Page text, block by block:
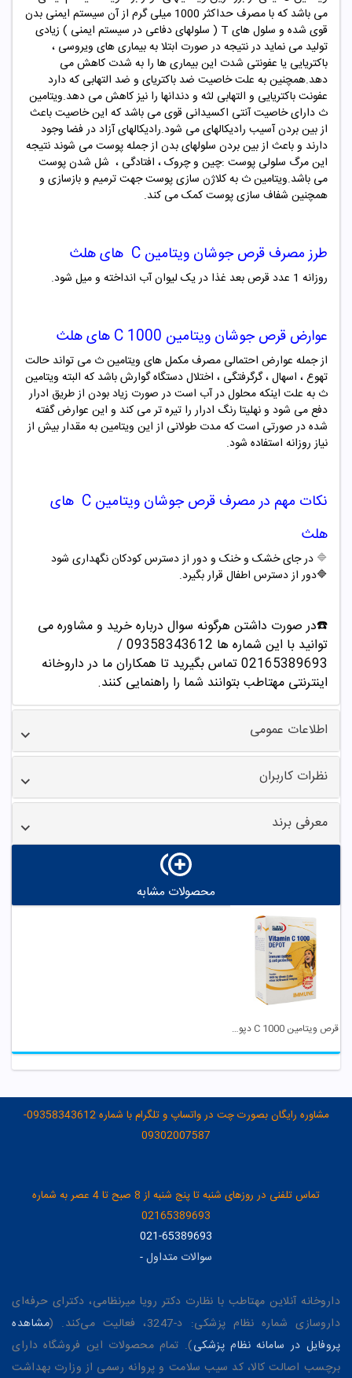
می باشد که با مصرف حداکثر 1000 میلی گرم از آن سیستم ایمنی بدن
قوی شده و سلول های T ( سلولهای دفاعی در سیستم ایمنی ) زیادی
تولید می نماید در نتیجه در صورت ابتلا به بیماری های ویروسی ،
باکتریایی یا عفونتی شدت این بیماری ها را به شدت کاهش می
دهد.همچنین به علت خاصیت ضد باکتریای و ضد التهابی که دارد
عفونت باکتریایی و التهابی لثه و دندانها را نیز کاهش می دهد.ویتامین
ث دارای خاصیت آنتی اکسیدانی قوی می باشد که این خاصیت باعث
از بین بردن آسیب رادیکالهای می شود.رادیکالهای آزاد در فضا وجود
دارند و باعث از بین بردن سلولهای بدن از جمله پوست می شوند نتیجه
این مرگ سلولی پوست :چین و چروک ، افتادگی ، شل شدن پوست
می باشد.ویتامین ث به کلاژن سازی پوست جهت ترمیم و بازسازی و
همچنین شفاف سازی پوست کمک می کند.
طرز مصرف قرص جوشان ویتامین C های هلث
روزانه 1 عدد قرص بعد غذا در یک لیوان آب انداخته و میل شود.
عوارض قرص جوشان ویتامین C 1000 های هلث
از جمله عوارض احتمالی مصرف مکمل های ویتامین ث می تواند حالت
تهوع ، اسهال ، گرگرفتگی ، اختلال دستگاه گوارش باشد که البته ویتامین
ث به علت اینکه محلول در آب است در صورت زیاد بودن از طریق ادرار
دفع می شود و نهلیتا رنگ ادرار را تیره تر می کند و این عوارض گفته
شده در صورتی است که مدت طولانی از این ویتامین به مقدار بیش از
نیاز روزانه استفاده شود.
نکات مهم در مصرف قرص جوشان ویتامین C های
هلث
🔷 در جای خشک و خنک و دور از دسترس کودکان نگهداری شود
🔷دور از دسترس اطفال قرار بگیرد.
☎️در صورت داشتن هرگونه سوال درباره خرید و مشاوره می
توانید با این شماره ها 09358343612 /
02165389693تماس بگیرید تا همکاران ما در داروخانه
اینترنتی مهتاطب بتوانند شما را راهنمایی کنند.
اطلاعات عمومی
نظرات کاربران
معرفی برند
محصولات مشابه
قرص ویتامین 1000 C دپو یوروویتال
مشاوره رایگان بصورت چت در واتساپ و تلگرام با شماره 09358343612-
09302007587
تماس تلفنی در روزهای شنبه تا پنج شنبه از 8 صبح تا 4 عصر به شماره
02165389693
021-65389693
سوالات متداول-
داروخانه آنلاین مهتاطب با نظارت دکتر رویا میرنظامی، دکترای حرفه‌ای
داروسازی شماره نظام پزشکی: د-3247، فعالیت می‌کند. (
مشاهده
پروفایل در سامانه نظام پزشکی). تمام محصولات این فروشگاه دارای
برچسب اصالت کالا، کد سیب سلامت و پروانه رسمی از وزارت بهداشت